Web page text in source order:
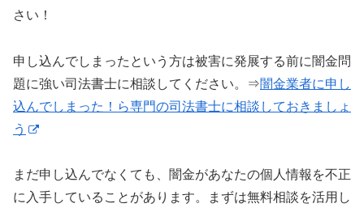
さい！
申し込んでしまったという方は被害に発展する前に闇金問
題に強い司法書士に相談してください。⇒闇金業者に申し
込んでしまった！ら専門の司法書士に相談しておきましょ
う
まだ申し込んでなくても、闇金があなたの個人情報を不正
に入手していることがあります。まずは無料相談を活用し